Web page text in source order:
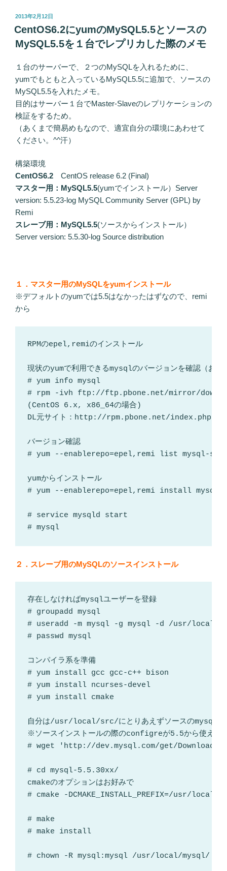
投
稿
日:
2013年2月12日
CentOS6.2にyumのMySQL5.5とソースの
MySQL5.5を１台でレプリカした際のメモ
１台のサーバーで、２つのMySQLを入れるために、
yumでもともと入っているMySQL5.5に追加で、ソースの
MySQL5.5を入れたメモ。
目的はサーバー１台でMaster-Slaveのレプリケーションの
検証をするため。
（あくまで簡易めもなので、適宜自分の環境にあわせて
ください。^^汗）
構築環境
CentOS6.2 CentOS release 6.2 (Final)
マスター用：MySQL5.5(yumでインストール）Server
version: 5.5.23-log MySQL Community Server (GPL) by
Remi
スレーブ用：MySQL5.5(ソースからインストール）
Server version: 5.5.30-log Source distribution
１．マスター用のMySQLをyumインストール
※デフォルトのyumでは5.5はなかったはずなので、remi
から
RPMのepel,remiのインストール
現状のyumで利用できるmysqlのバージョンを確認（お
# yum info mysql
# rpm -ivh ftp://ftp.pbone.net/mirror/
(CentOS 6.x, x86_64の場合)
DL元サイト：http://rpm.pbone.net/
バージョン確認
# yum --enablerepo=epel,remi list mysql-
yumからインストール
# yum --enablerepo=epel,remi install mysql
# service mysqld start
# mysql
２．スレーブ用のMySQLのソースインストール
存在しなければmysqlユーザーを登録
# groupadd mysql
# useradd -m mysql -g mysql -d /usr/local/
# passwd mysql
コンパイラ系を準備
# yum install gcc gcc-c++ bison
# yum install ncurses-devel
# yum install cmake
自分は/usr/local/src/にとりあえずソースのmysqlを
※ソースインストールの際のconfigreが5.5から使えなく
# wget 'http://dev.mysql.com/get/
# cd mysql-5.5.30xx/
cmakeのオプションはお好みで
# cmake -DCMAKE_INSTALL_PREFIX=/usr/local/
# make
# make install
# chown -R mysql:mysql /usr/local/mysql/